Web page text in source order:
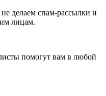
делаем спам-рассылки и
лицам.
помогут вам в любой